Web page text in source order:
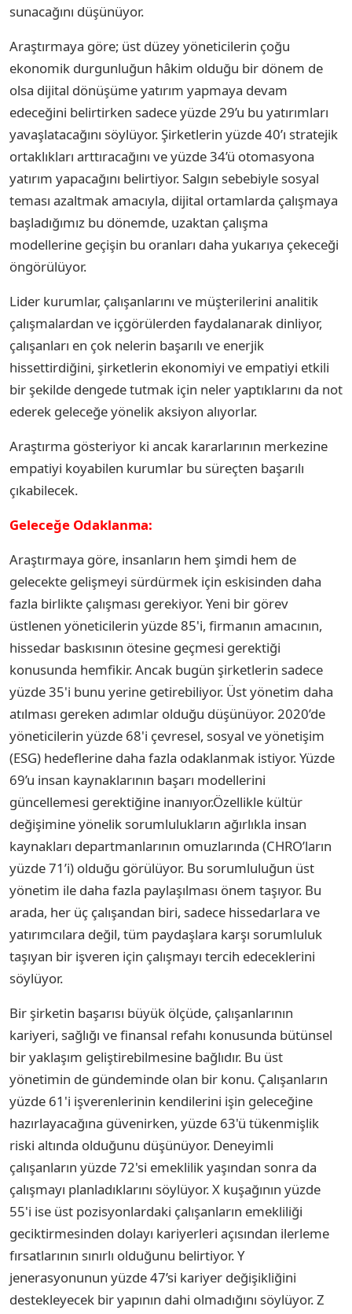
sunacağını düşünüyor.
Araştırmaya göre; üst düzey yöneticilerin çoğu
ekonomik durgunluğun hâkim olduğu bir dönem de
olsa dijital dönüşüme yatırım yapmaya devam
edeceğini belirtirken sadece yüzde 29’u bu yatırımları
yavaşlatacağını söylüyor. Şirketlerin yüzde 40’ı stratejik
ortaklıkları arttıracağını ve yüzde 34’ü otomasyona
yatırım yapacağını belirtiyor. Salgın sebebiyle sosyal
teması azaltmak amacıyla, dijital ortamlarda çalışmaya
başladığımız bu dönemde, uzaktan çalışma
modellerine geçişin bu oranları daha yukarıya çekeceği
öngörülüyor.
Lider kurumlar, çalışanlarını ve müşterilerini analitik
çalışmalardan ve içgörülerden faydalanarak dinliyor,
çalışanları en çok nelerin başarılı ve enerjik
hissettirdiğini, şirketlerin ekonomiyi ve empatiyi etkili
bir şekilde dengede tutmak için neler yaptıklarını da not
ederek geleceğe yönelik aksiyon alıyorlar.
Araştırma gösteriyor ki ancak kararlarının merkezine
empatiyi koyabilen kurumlar bu süreçten başarılı
çıkabilecek.
Geleceğe Odaklanma:
Araştırmaya göre, insanların hem şimdi hem de
gelecekte gelişmeyi sürdürmek için eskisinden daha
fazla birlikte çalışması gerekiyor. Yeni bir görev
üstlenen yöneticilerin yüzde 85'i, firmanın amacının,
hissedar baskısının ötesine geçmesi gerektiği
konusunda hemfikir. Ancak bugün şirketlerin sadece
yüzde 35'i bunu yerine getirebiliyor. Üst yönetim daha
atılması gereken adımlar olduğu düşünüyor. 2020’de
yöneticilerin yüzde 68'i çevresel, sosyal ve yönetişim
(ESG) hedeflerine daha fazla odaklanmak istiyor. Yüzde
69’u insan kaynaklarının başarı modellerini
güncellemesi gerektiğine inanıyor.Özellikle kültür
değişimine yönelik sorumlulukların ağırlıkla insan
kaynakları departmanlarının omuzlarında (CHRO’ların
yüzde 71’i) olduğu görülüyor. Bu sorumluluğun üst
yönetim ile daha fazla paylaşılması önem taşıyor. Bu
arada, her üç çalışandan biri, sadece hissedarlara ve
yatırımcılara değil, tüm paydaşlara karşı sorumluluk
taşıyan bir işveren için çalışmayı tercih edeceklerini
söylüyor.
Bir şirketin başarısı büyük ölçüde, çalışanlarının
kariyeri, sağlığı ve finansal refahı konusunda bütünsel
bir yaklaşım geliştirebilmesine bağlıdır. Bu üst
yönetimin de gündeminde olan bir konu. Çalışanların
yüzde 61'i işverenlerinin kendilerini işin geleceğine
hazırlayacağına güvenirken, yüzde 63'ü tükenmişlik
riski altında olduğunu düşünüyor. Deneyimli
çalışanların yüzde 72'si emeklilik yaşından sonra da
çalışmayı planladıklarını söylüyor. X kuşağının yüzde
55'i ise üst pozisyonlardaki çalışanların emekliliği
geciktirmesinden dolayı kariyerleri açısından ilerleme
fırsatlarının sınırlı olduğunu belirtiyor. Y
jenerasyonunun yüzde 47’si kariyer değişikliğini
destekleyecek bir yapının dahi olmadığını söylüyor. Z